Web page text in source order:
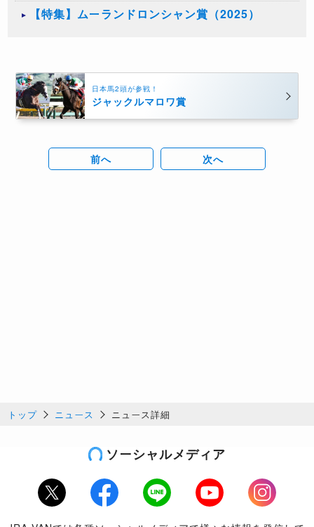
【特集】ムーランドロンシャン賞（2025）
日本馬2頭が参戦！
ジャックルマロワ賞
前へ 次へ
トップ ニュース ニュース詳細
ソーシャルメディア
Twitter Facebook LINE Youtube
Instagram